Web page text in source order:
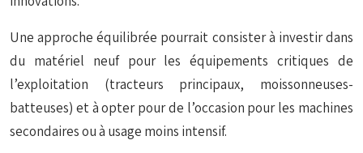
Une approche équilibrée pourrait consister à investir dans
du matériel neuf pour les équipements critiques de
l’exploitation (tracteurs principaux, moissonneuses-
batteuses) et à opter pour de l’occasion pour les machines
secondaires ou à usage moins intensif.